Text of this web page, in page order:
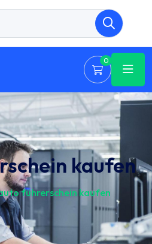
0
kaufen
führerschein kaufen